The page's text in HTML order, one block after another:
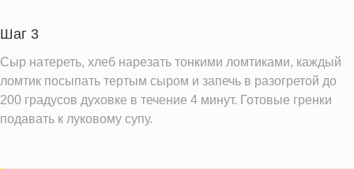
Шаг 3
Сыр натереть, хлеб нарезать тонкими ломтиками, каждый
ломтик посыпать тертым сыром и запечь в разогретой до
200 градусов духовке в течение 4 минут. Готовые гренки
подавать к луковому супу.